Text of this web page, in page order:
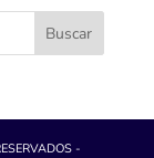
Buscar
-